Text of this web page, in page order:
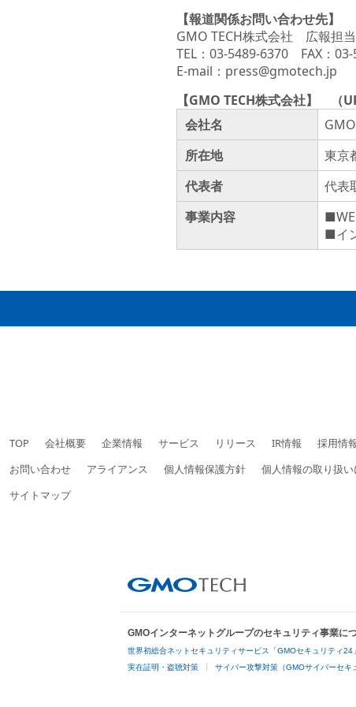
【報道関係お問い合わせ先】
GMO TECH株式会社 広報担
TEL：03-5489-6370 FAX：03-
E-mail：press@gmotech.jp
【GMO TECH株式会社】 （
会社名
所在地
東京
代表者
代表
事業内容
■イ
TOP 会社概要 企業情報 サービス リリース IR情報 採用情
お問い合わせ
アライアンス 個人情報保護方針 個人情報の取り扱
サイトマップ
GMOインターネットグループのセキュリティ事業に
世界初総合ネットセキュリティサービス「GMOセキュリティ24」
実在証明・盗聴対策 サイバー攻撃対策（GMOサイバーセキ